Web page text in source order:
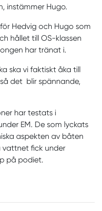
instämmer Hugo.
Hedvig och Hugo som
hållet till OS-klassen
har tränat i.
ska vi faktiskt åka till
det blir spännande,
har testats i
EM. De som lyckats
aspekten av båten
vattnet fick under
på podiet.